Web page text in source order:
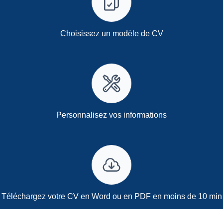
Choisissez un modèle de CV
Personnalisez vos informations
Téléchargez votre CV en Word ou en PDF en moins de 10 min